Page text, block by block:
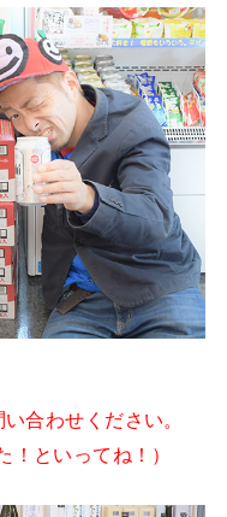
合わせください。
といってね！）